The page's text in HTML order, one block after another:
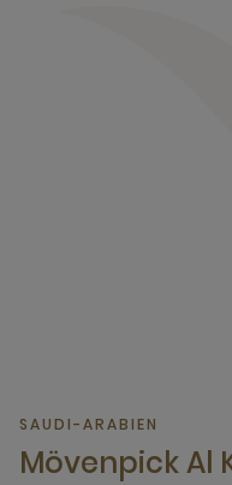
SAUDI-ARABIEN
Mövenpick Al